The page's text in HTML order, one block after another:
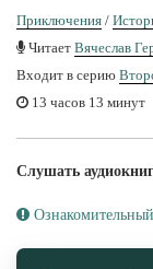
Приключения /
Читает Вячеслав
Входит в серию
13 часов 13 минут
Слушать